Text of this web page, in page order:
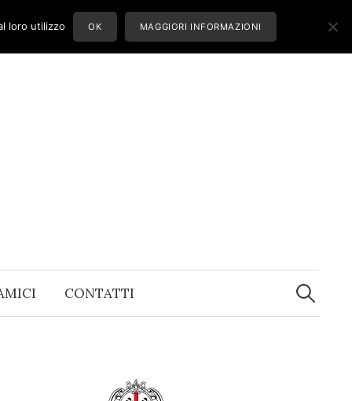
CONTATTI
Ricerca
per:
loro utilizzo OK MAGGIORI INFORMAZIONI